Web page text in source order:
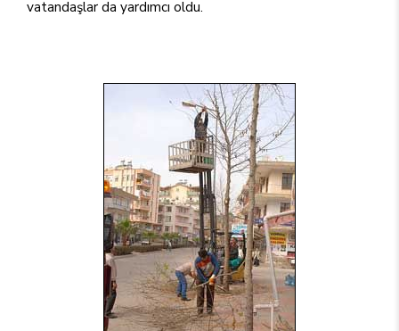
vatandaşlar da yardımcı oldu.